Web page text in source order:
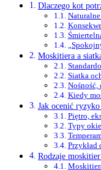
Dlaczego kot
Moskitiera a
Siatka
Nośność,
Kiedy
Jak ocenić
Piętro,
Typy
Przykład
Rodzaje